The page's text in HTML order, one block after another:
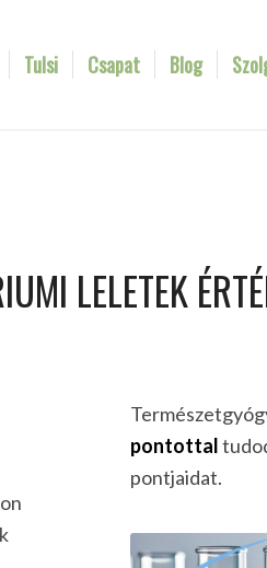
Tulsi Csapat Blog
LELETEK
pontottal
pontjaidat.